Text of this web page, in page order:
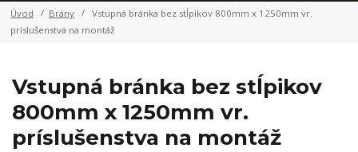
Úvod Brány
Vstupná bránka bez stĺpikov 800mm x 1250mm vr.
príslušenstva na montáž
Vstupná bránka bez stĺpikov
800mm x 1250mm vr.
príslušenstva na montáž